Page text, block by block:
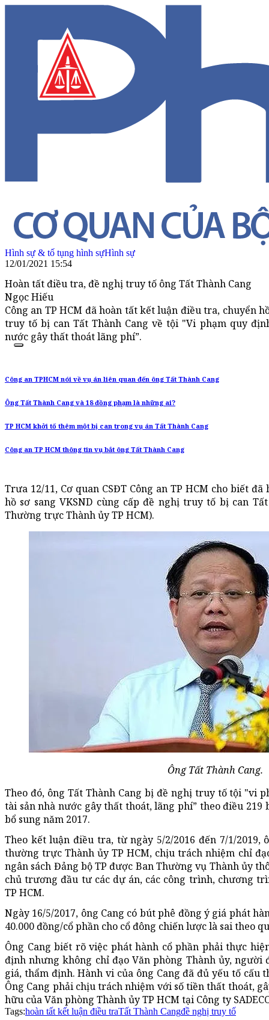
Hình sự & tố tụng hình sựHình sự
12/01/2021 15:54
Hoàn tất điều tra, đề nghị truy tố ông Tất Thành Cang
Ngọc Hiếu
Công an TP HCM đã hoàn tất kết luận điều tra, chuyển
truy tố bị can Tất Thành Cang về tội "Vi phạm quy
nước gây thất thoát lãng phí”.
Công an TPHCM nói về vụ án liên quan đến ông Tất Thành Cang
Ông Tất Thành Cang và 18 đồng phạm là những ai?
TP HCM khởi tố thêm một bị can trong vụ án Tất Thành Cang
Công an TP HCM thông tin vụ bắt ông Tất Thành Cang
Trưa 12/11, Cơ quan CSĐT Công an TP HCM cho biết
hồ sơ sang VKSND cùng cấp đề nghị truy tố bị can
Thường trực Thành ủy TP HCM).
Ông Tất Thành Cang.
Theo đó, ông Tất Thành Cang bị đề nghị truy tố tội "vi
tài sản nhà nước gây thất thoát, lãng phí” theo điều 219
bổ sung năm 2017.
Theo kết luận điều tra, từ ngày 5/2/2016 đến 7/1/
thường trực Thành ủy TP HCM, chịu trách nhiệm chỉ
ngân sách Đảng bộ TP được Ban Thường vụ Thành ủy
chủ trương đầu tư các dự án, các công trình, chương
TP HCM.
Ngày 16/5/2017, ông Cang có bút phê đồng ý giá phát
40.000 đồng/cổ phần cho cổ đông chiến lược là sai theo
Ông Cang biết rõ việc phát hành cổ phần phải thực
định nhưng không chỉ đạo Văn phòng Thành ủy, người
giá, thẩm định. Hành vi của ông Cang đã đủ yếu tố cấu
Ông Cang phải chịu trách nhiệm với số tiền thất thoát,
hữu của Văn phòng Thành ủy TP HCM tại Công ty
Tags:hoàn tất kết luận điều traTất Thành Cangđề nghị truy tố